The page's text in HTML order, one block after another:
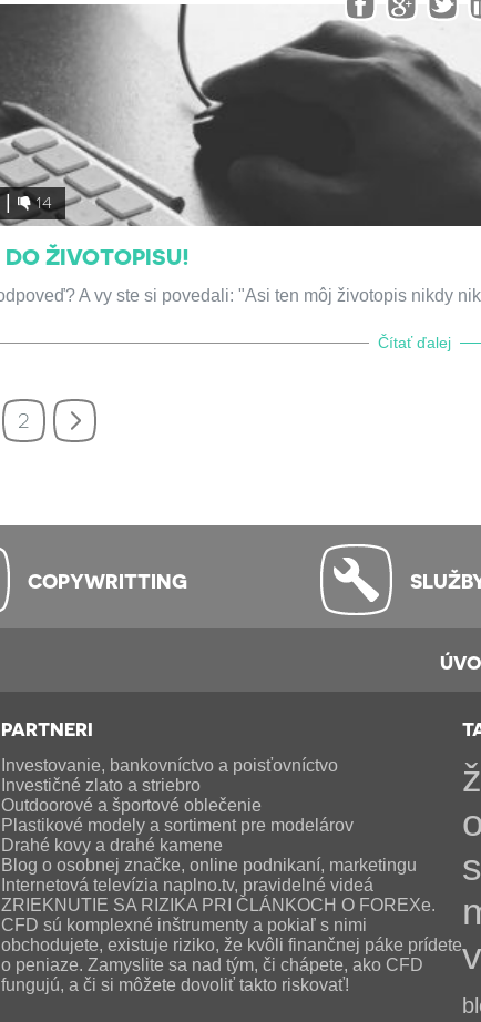
14
DO ŽIVOTOPISU!
A vy ste si povedali: "Asi ten môj životopis nikdy
Čítať ďalej
2
COPYWRITTING
PARTNERI
Investovanie, bankovníctvo a poisťovníctvo
Investičné zlato a striebro
Outdoorové a športové oblečenie
Plastikové modely a sortiment pre modelárov
Drahé kovy a drahé kamene
Blog o osobnej značke, online podnikaní, marketingu
Internetová televízia naplno.tv, pravidelné videá
ZRIEKNUTIE SA RIZIKA PRI ČLÁNKOCH O FOREXe.
CFD sú komplexné inštrumenty a pokiaľ s nimi
obchodujete, existuje riziko, že kvôli finančnej páke prídete
o peniaze. Zamyslite sa nad tým, či chápete, ako CFD
fungujú, a či si môžete dovoliť takto riskovať!